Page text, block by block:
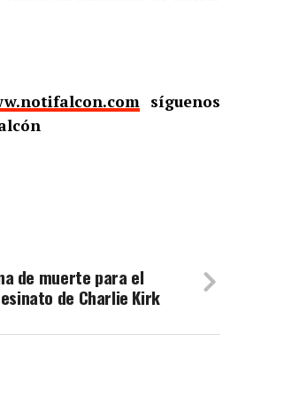
síguenos
de muerte para el
de Charlie Kirk